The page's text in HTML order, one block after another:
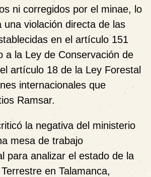
ni corregidos por el minae, lo
una violación directa de las
en el artículo 151
a la Ley de Conservación de
artículo 18 de la Ley Forestal
internacionales que
Ramsar.
la negativa del ministerio
mesa de trabajo
para analizar el estado de la
en Talamanca,